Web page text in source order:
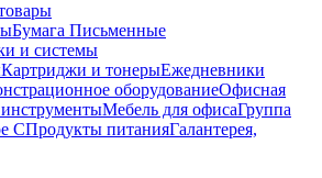
Бумага Письменные
и системы
Картриджи и тонерыЕжедневники
оборудованиеОфисная
Мебель для офисаГруппа
СПродукты питанияГалантерея,